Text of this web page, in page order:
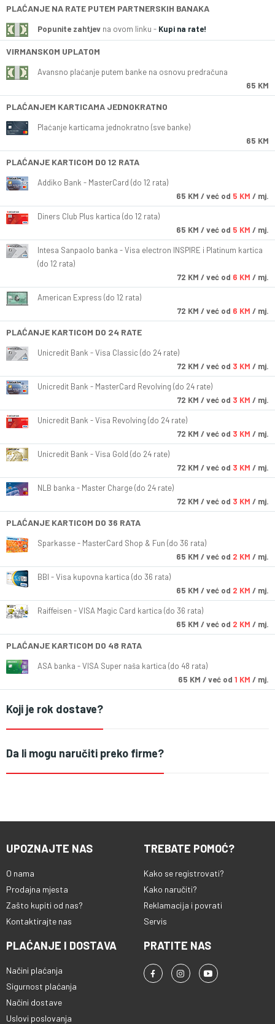
PLAĆANJE NA RATE PUTEM PARTNERSKIH BANAKA
Popunite zahtjev na ovom linku - Kupi na rate!
VIRMANSKOM UPLATOM
Avansno plaćanje putem banke na osnovu predračuna
65 KM
PLAĆANJEM KARTICAMA JEDNOKRATNO
Plaćanje karticama jednokratno (sve banke)
65 KM
PLAĆANJE KARTICOM DO 12 RATA
Addiko Bank - MasterCard (do 12 rata)
65 KM / već od 5 KM / mj.
Diners Club Plus kartica (do 12 rata)
65 KM / već od 5 KM / mj.
Intesa Sanpaolo banka - Visa electron INSPIRE i Platinum kartica
(do 12 rata)
72 KM / već od 6 KM / mj.
American Express (do 12 rata)
72 KM / već od 6 KM / mj.
PLAĆANJE KARTICOM DO 24 RATE
Unicredit Bank - Visa Classic (do 24 rate)
72 KM / već od 3 KM / mj.
Unicredit Bank - MasterCard Revolving (do 24 rate)
72 KM / već od 3 KM / mj.
Unicredit Bank - Visa Revolving (do 24 rate)
72 KM / već od 3 KM / mj.
Unicredit Bank - Visa Gold (do 24 rate)
72 KM / već od 3 KM / mj.
NLB banka - Master Charge (do 24 rate)
72 KM / već od 3 KM / mj.
PLAĆANJE KARTICOM DO 36 RATA
Sparkasse - MasterCard Shop & Fun (do 36 rata)
65 KM / već od 2 KM / mj.
BBI - Visa kupovna kartica (do 36 rata)
65 KM / već od 2 KM / mj.
Raiffeisen - VISA Magic Card kartica (do 36 rata)
65 KM / već od 2 KM / mj.
PLAĆANJE KARTICOM DO 48 RATA
ASA banka - VISA Super naša kartica (do 48 rata)
65 KM / već od 1 KM / mj.
Koji je rok dostave?
Da li mogu naručiti preko firme?
UPOZNAJTE NAS
O nama
Prodajna mjesta
Zašto kupiti od nas?
Kontaktirajte nas
TREBATE POMOĆ?
Kako se registrovati?
Kako naručiti?
Reklamacija i povrati
Servis
PLAĆANJE I DOSTAVA
Načini plaćanja
Sigurnost plaćanja
Načini dostave
Uslovi poslovanja
PRATITE NAS